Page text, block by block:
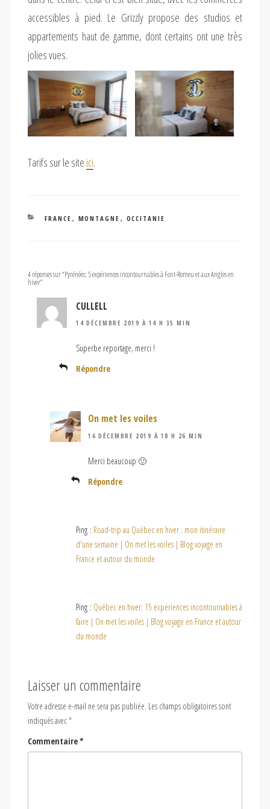
accessibles à pied. Le Grizzly propose des studios et
appartements haut de gamme, dont certains ont une très
jolies vues.
Tarifs sur le site ici.
CATÉGORIES
FRANCE , MONTAGNE , OCCITANIE
4 réponses sur “Pyrénées: 5 expériences incontournables à Font-Romeu et aux Angles en
hiver”
CULLELL
14 DÉCEMBRE 2019 À 14 H 35 MIN
Superbe reportage, merci !
Répondre
On met les voiles
16 DÉCEMBRE 2019 À 18 H 26 MIN
Merci beaucoup 🙂
Répondre
Ping : Road-trip au Québec en hiver : mon itinéraire
d'une semaine | On met les voiles | Blog voyage en
France et autour du monde
Ping : Québec en hiver: 15 expériences incontournables à
faire | On met les voiles | Blog voyage en France et autour
du monde
Laisser un commentaire
Votre adresse e-mail ne sera pas publiée. Les champs obligatoires sont
indiqués avec*
Commentaire*